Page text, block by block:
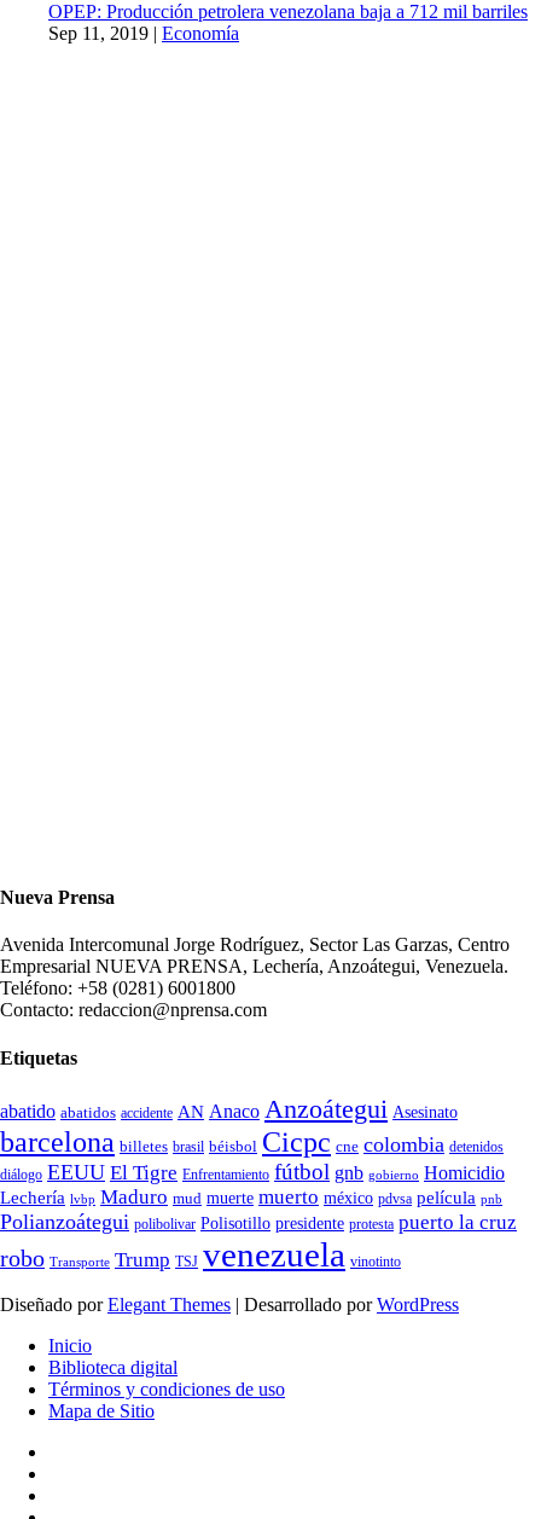
OPEP: Producción petrolera venezolana baja a 712 mil barriles
Sep 11, 2019 | Economía
Nueva Prensa
Avenida Intercomunal Jorge Rodríguez, Sector Las Garzas, Centro
Empresarial NUEVA PRENSA, Lechería, Anzoátegui, Venezuela.
Teléfono: +58 (0281) 6001800
Contacto: redaccion@nprensa.com
Etiquetas
abatido abatidos accidente AN Anaco Anzoátegui Asesinato
barcelona billetes brasil béisbol Cicpc cne colombia detenidos
diálogo EEUU El Tigre Enfrentamiento fútbol gnb gobierno Homicidio
Lechería lvbp Maduro mud muerte muerto méxico pdvsa película pnb
Polianzoátegui polibolivar Polisotillo presidente protesta puerto la cruz
robo Transporte Trump TSJ venezuela vinotinto
Diseñado porElegant Themes | Desarrollado porWordPress
Inicio
Biblioteca digital
Términos y condiciones de uso
Mapa de Sitio